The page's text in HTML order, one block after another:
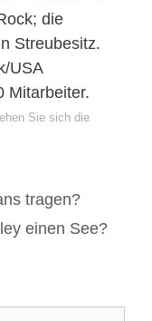
die
Streubesitz.
USA
Mitarbeiter.
Sie sich die
tragen?
einen See?